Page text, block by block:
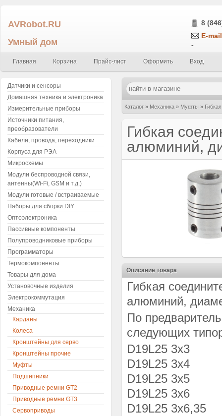
AVRobot.RU
Умный дом
8
E-
-
Главная Корзина Прайс-лист Оформить Вход
Каталог » Механика » Муфты »
Гибкая
алюминий,
Описание товара
Гибкая
алюминий,
По
следующих
D19L25 3x3
D19L25 3x4
D19L25 3x5
D19L25 3x6
D19L25 3x6,35
Датчики и сенсоры
Домашняя техника и электроника
Измерительные приборы
Источники питания,
преобразователи
Кабели, провода, переходники
Корпуса для РЭА
Микросхемы
Модули беспроводной связи,
антенны(Wi-Fi, GSM и т.д.)
Модули готовые / встраиваемые
Наборы для сборки DIY
Оптоэлектроника
Пассивные компоненты
Полупроводниковые приборы
Программаторы
Термокомпоненты
Товары для дома
Установочные изделия
Электрокоммутация
Механика
Карданы
Колеса
Кронштейны для серво
Кронштейны прочие
Муфты
Подшипники
Приводные ремни GT2
Приводные ремни GT3
Сервоприводы